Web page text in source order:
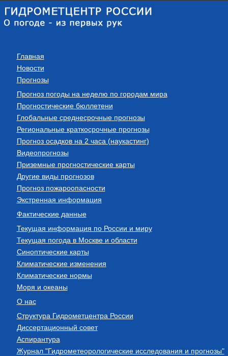
Главная
Новости
Прогнозы
Прогноз погоды на неделю по городам мира
Прогностические бюллетени
Глобальные среднесрочные прогнозы
Региональные краткосрочные прогнозы
Прогноз осадков на 2 часа (наукастинг)
Видеопрогнозы
Приземные прогностические карты
Другие виды прогнозов
Прогноз пожароопасности
Экстренная информация
Фактические данные
Текущая информация по России и миру
Текущая погода в Москве и области
Синоптические карты
Климатические изменения
Климатические нормы
Моря и океаны
О нас
Структура Гидрометцентра России
Диссертационный совет
Аспирантура
Журнал "Гидрометеорологические исследования и прогнозы"